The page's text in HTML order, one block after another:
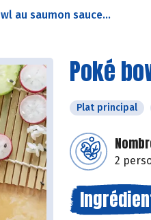
au saumon sauce...
Poké
Plat principal
2